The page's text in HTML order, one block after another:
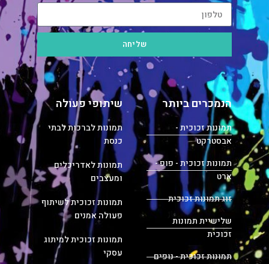
שליחה
הנמכרים ביותר
תמונות זכוכית -
אבסטרקט
תמונות זכוכית - פופ -
ארט
זוג תמונות זכוכית
שלישיית תמונות
זכוכית
תמונות זכוכית - נופים
שיתופי פעולה
תמונות לברכות לבתי
כנסת
תמונות לאדריכלים
ומעצבים
תמונות זכוכית לשיתוף
פעולה אמנים
תמונות זכוכית למיתוג
עסקי